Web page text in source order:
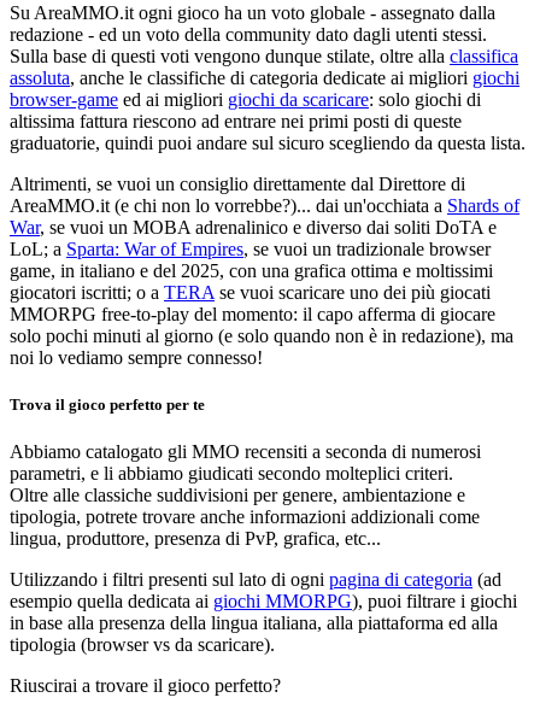
Su AreaMMO.it ogni gioco ha un voto globale - assegnato dalla
redazione - ed un voto della community dato dagli utenti stessi.
Sulla base di questi voti vengono dunque stilate, oltre alla classifica
assoluta, anche le classifiche di categoria dedicate ai migliori giochi
browser-game ed ai migliori giochi da scaricare: solo giochi di
altissima fattura riescono ad entrare nei primi posti di queste
graduatorie, quindi puoi andare sul sicuro scegliendo da questa lista.
Altrimenti, se vuoi un consiglio direttamente dal Direttore di
AreaMMO.it (e chi non lo vorrebbe?)... dai un'occhiata a Shards of
War, se vuoi un MOBA adrenalinico e diverso dai soliti DoTA e
LoL; a Sparta: War of Empires, se vuoi un tradizionale browser
game, in italiano e del 2025, con una grafica ottima e moltissimi
giocatori iscritti; o a TERA se vuoi scaricare uno dei più giocati
MMORPG free-to-play del momento: il capo afferma di giocare
solo pochi minuti al giorno (e solo quando non è in redazione), ma
noi lo vediamo sempre connesso!
Trova il gioco perfetto per te
Abbiamo catalogato gli MMO recensiti a seconda di numerosi
parametri, e li abbiamo giudicati secondo molteplici criteri.
Oltre alle classiche suddivisioni per genere, ambientazione e
tipologia, potrete trovare anche informazioni addizionali come
lingua, produttore, presenza di PvP, grafica, etc...
Utilizzando i filtri presenti sul lato di ogni pagina di categoria (ad
esempio quella dedicata ai giochi MMORPG), puoi filtrare i giochi
in base alla presenza della lingua italiana, alla piattaforma ed alla
tipologia (browser vs da scaricare).
Riuscirai a trovare il gioco perfetto?